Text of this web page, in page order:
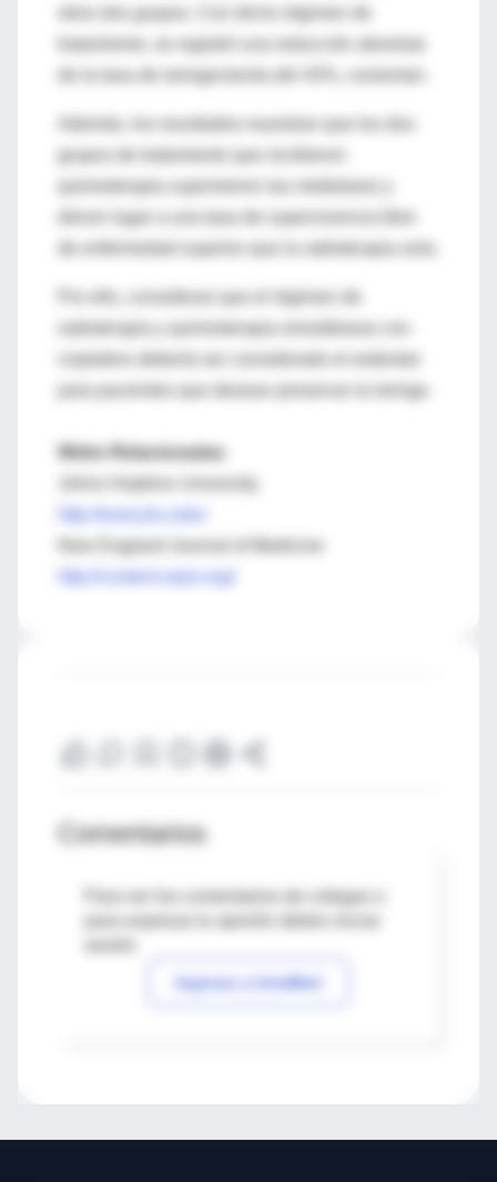
otros dos grupos. Con dicho régimen de
tratamiento, se registró una reducción absoluta
de la tasa de laringectomía del 43%, comentan.
grupos de tratamiento que recibieron
quimioterapia suprimieron las metástasis y
dieron lugar a una tasa de supervivencia libre
de enfermedad superior que la radioterapia sola.
Por ello, consideran que el régimen de
radioterapia y quimioterapia simultáneas con
para pacientes que desean preservar la laringe.
Webs Relacionadas
New England Journal of Medicine
Comentarios
Para ver los comentarios de colegas o
Ingresar a IntraMed